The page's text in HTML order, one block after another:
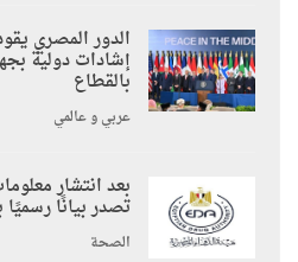
الدور المصري
إشادات دولية
بالقطاع
عربي و عالمي
بعد انتشار
تصدر بيانًا
الصحة